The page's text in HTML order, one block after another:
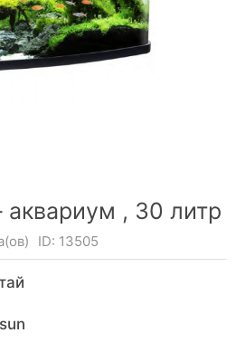
аквариум , 30 литр
ID: 13505